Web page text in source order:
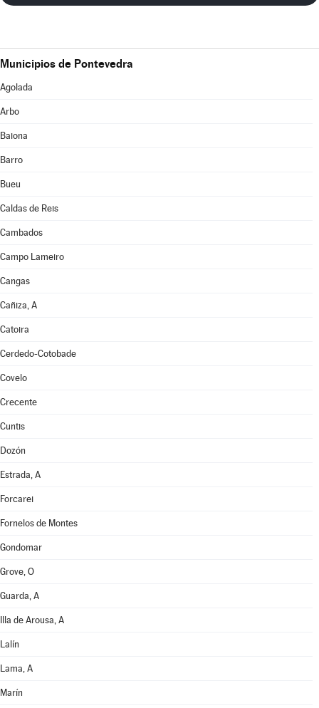
Municipios de Pontevedra
Agolada
Arbo
Baiona
Barro
Bueu
Caldas de Reis
Cambados
Campo Lameiro
Cangas
Cañiza, A
Catoira
Cerdedo-Cotobade
Covelo
Crecente
Cuntis
Dozón
Estrada, A
Forcarei
Fornelos de Montes
Gondomar
Grove, O
Guarda, A
Illa de Arousa, A
Lalín
Lama, A
Marín